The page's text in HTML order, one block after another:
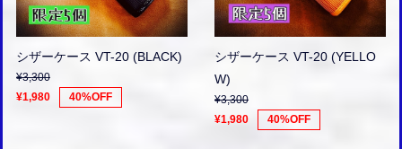
シザーケース VT-20 (BLACK)
¥3,300
¥1,980
40%OFF
シザーケース VT-20 (YELLO
W)
¥3,300
¥1,980
40%OFF